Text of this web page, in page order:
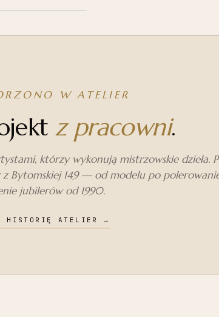
W ATELIER
z pracowni.
którzy wykonują mistrzowskie dzieła.
Bytomskiej 149 — od modelu po
jubilerów od 1990.
HISTORIĘ ATELIER→